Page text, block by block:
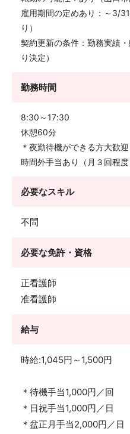
雇用期間の定めあり：～3/
り）
契約更新の条件：勤務実績
り決定）
勤務時間
8:30～17:30
休憩60分
＊夜勤待機ができる方大歓迎
時間外手当あり（月３回程度
必要なスキル
不問
必要な免許・資格
正看護師
准看護師
給与
時給:1,045円～1,500円
＊待機手当1,000円／回
＊日祝手当1,000円／日
＊盆正月手当2,000円／日